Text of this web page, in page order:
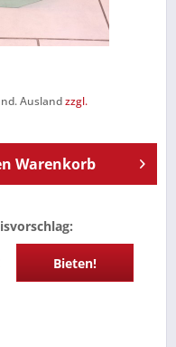
Auslandzzgl.
Warenkorb
Bieten!